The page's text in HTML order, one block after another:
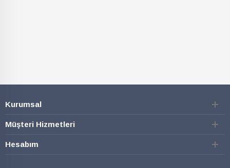
Kurumsal
Müşteri Hizmetleri
Hesabım